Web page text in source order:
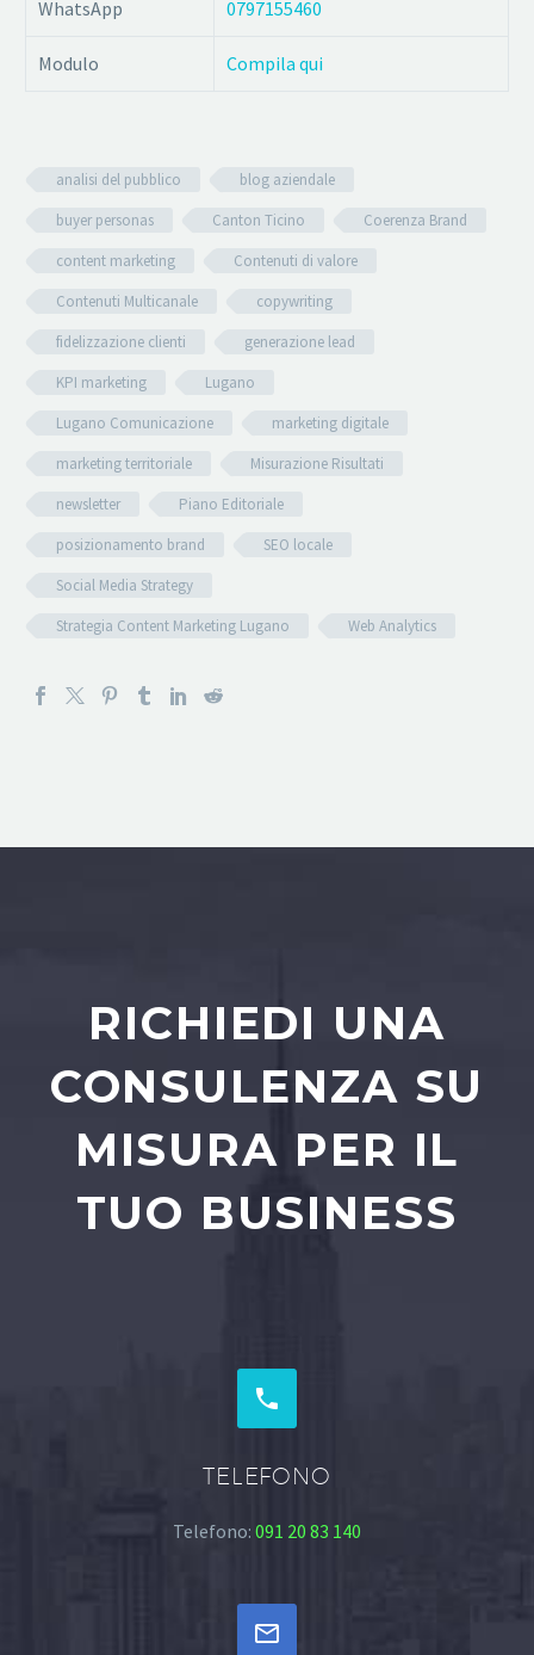
WhatsApp 0797155460
Modulo Compila qui
analisi del pubblico
blog aziendale
buyer personas
Canton Ticino
Coerenza Brand
content marketing
Contenuti di valore
Contenuti Multicanale
copywriting
fidelizzazione clienti
generazione lead
KPI marketing
Lugano
Lugano Comunicazione
marketing digitale
marketing territoriale
Misurazione Risultati
newsletter
Piano Editoriale
posizionamento brand
SEO locale
Social Media Strategy
Strategia Content Marketing Lugano
Web Analytics
RICHIEDI UNA
CONSULENZA SU
MISURA PER IL
TUO BUSINESS


TELEFONO
Telefono: 091 20 83 140

